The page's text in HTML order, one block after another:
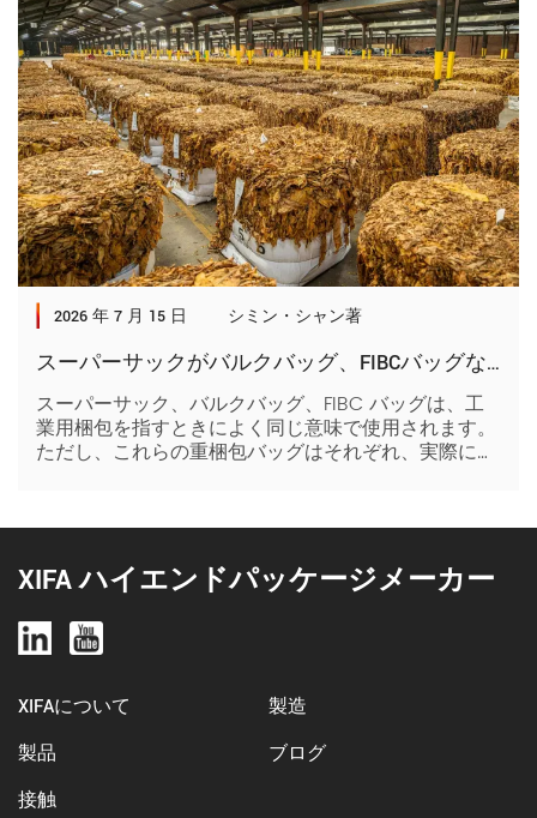
2026 年 7 月 15 日 シミン・シャン著
スーパーサックがバルクバッグ、FIBCバッグなどとどう違うのか
スーパーサック、バルクバッグ、FIBC バッグは、工
業用梱包を指すときによく同じ意味で使用されます。
ただし、これらの重梱包バッグはそれぞれ、実際には
に適した梱包ソリューションを選択するために不可欠
用梱包でサックバッグが使用される目的は何でしょう
か。工業用梱包のサックバッグは、粉末、顆粒、液体
などのバルク材料を輸送および保管するための、柔軟
性の高い大容量の容器として機能します。これらのバ
をコスト効率よく効率的に処理します。 > 農業 > 化
学 > 建設 > […]
XIFA ハイエンドパッケージメーカー
XIFAについて
製造
製品
ブログ
接触